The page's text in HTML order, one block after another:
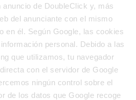
de DoubleClick y, más
del anunciante con el mismo
en él. Según Google, las cookies
personal. Debido a las
que utilizamos, tu navegador
con el servidor de Google
ningún control sobre el
de los datos que Google recoge